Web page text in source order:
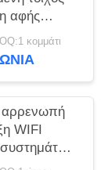
αφής
χωρητική
8,1
κομμάτι
αρρενωπή
WIFI